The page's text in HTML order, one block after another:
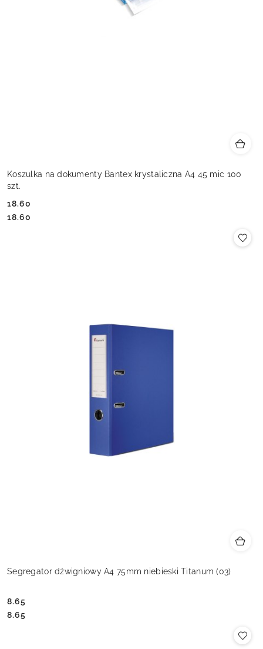
Koszulka na dokumenty Bantex krystaliczna A4 45 mic 100
szt.
Cena:
18.60
Cena:
18.60
Segregator dźwigniowy A4 75mm niebieski Titanum (03)
Cena:
8.65
Cena:
8.65